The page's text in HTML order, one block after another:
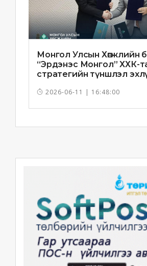
Монгол Улсын Хөгжлийн
“Эрдэнэс Монгол” ХХК-
стратегийн түншлэл
2026-06-11 | 16:48:00